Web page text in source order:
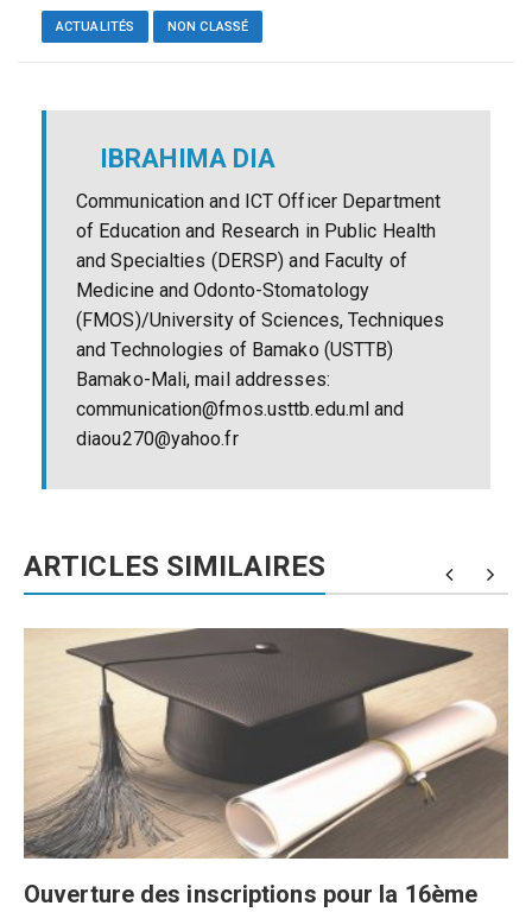
ACTUALITÉS NON CLASSÉ
IBRAHIMA DIA
Communication and ICT Officer Department
of Education and Research in Public Health
and Specialties (DERSP) and Faculty of
Medicine and Odonto-Stomatology
(FMOS)/University of Sciences, Techniques
and Technologies of Bamako (USTTB)
Bamako-Mali, mail addresses:
communication@fmos.usttb.edu.ml and
diaou270@yahoo.fr
ARTICLES SIMILAIRES
Ouverture des inscriptions pour la 16ème